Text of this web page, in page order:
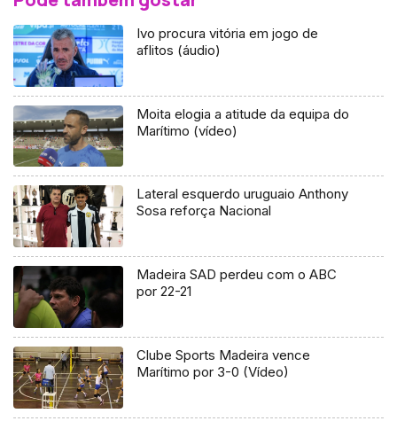
Ivo procura vitória em jogo de
aflitos (áudio)
Moita elogia a atitude da equipa do
Marítimo (vídeo)
Lateral esquerdo uruguaio Anthony
Sosa reforça Nacional
Madeira SAD perdeu com o ABC
por 22-21
Clube Sports Madeira vence
Marítimo por 3-0 (Vídeo)